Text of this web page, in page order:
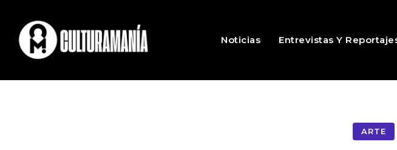
Noticias Entrevistas Y
ARTE